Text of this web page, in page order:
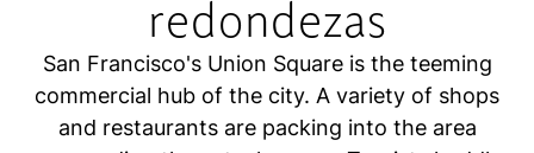
redondezas
San Francisco's Union Square is the teeming
commercial hub of the city. A variety of shops
and restaurants are packing into the area